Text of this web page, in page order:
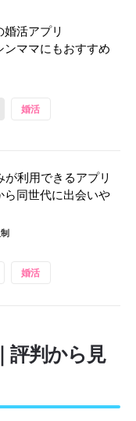
活アプリ
ンママにもおすすめ
婚活
が利用できるアプリ
ら同世代に出会いや
婚活
評判から見